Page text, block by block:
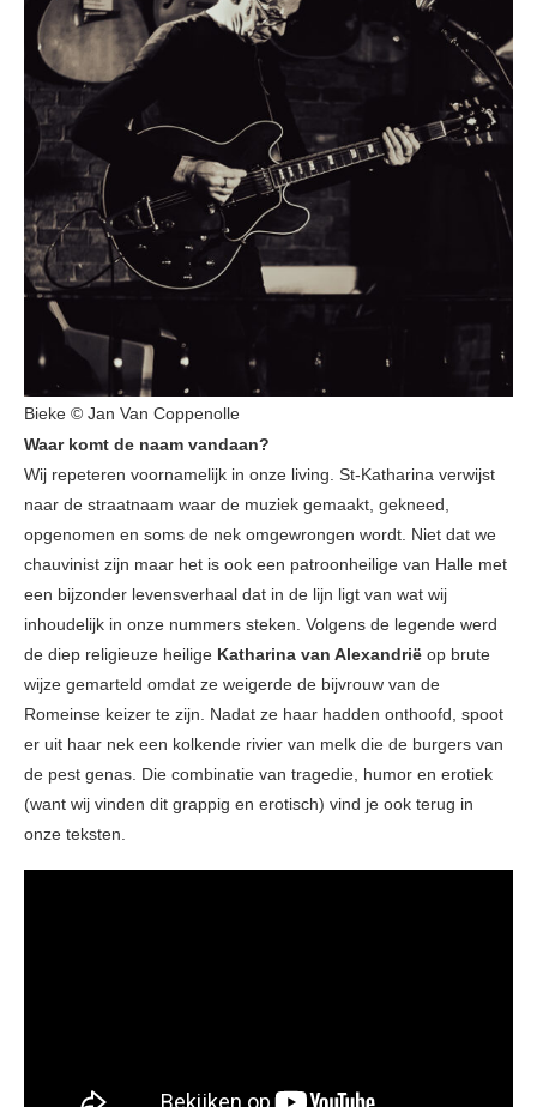
Bieke © Jan Van Coppenolle
Waar komt de naam vandaan?
Wij repeteren voornamelijk in onze living. St-Katharina verwijst
naar de straatnaam waar de muziek gemaakt, gekneed,
opgenomen en soms de nek omgewrongen wordt. Niet dat we
chauvinist zijn maar het is ook een patroonheilige van Halle met
een bijzonder levensverhaal dat in de lijn ligt van wat wij
inhoudelijk in onze nummers steken. Volgens de legende werd
de diep religieuze heilige Katharina van Alexandrië op brute
wijze gemarteld omdat ze weigerde de bijvrouw van de
Romeinse keizer te zijn. Nadat ze haar hadden onthoofd, spoot
er uit haar nek een kolkende rivier van melk die de burgers van
de pest genas. Die combinatie van tragedie, humor en erotiek
(want wij vinden dit grappig en erotisch) vind je ook terug in
onze teksten.